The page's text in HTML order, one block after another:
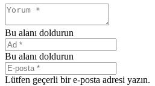
Bu alanı doldurun
Bu alanı doldurun
Lütfen geçerli bir e-posta adresi yazın.